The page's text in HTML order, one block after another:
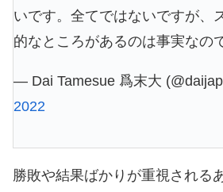
いです。全てではないですが、
的なところがあるのは事実なの
— Dai Tamesue 爲末大
2022
勝敗や結果ばかりが重視される